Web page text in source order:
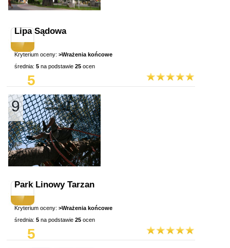
Lipa Sądowa
Kryterium oceny: >Wrażenia końcowe
średnia: 5 na podstawie 25 ocen
5
9
Park Linowy Tarzan
Kryterium oceny: >Wrażenia końcowe
średnia: 5 na podstawie 25 ocen
5